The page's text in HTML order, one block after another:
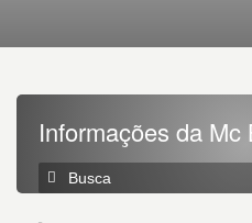
Informações da Mc